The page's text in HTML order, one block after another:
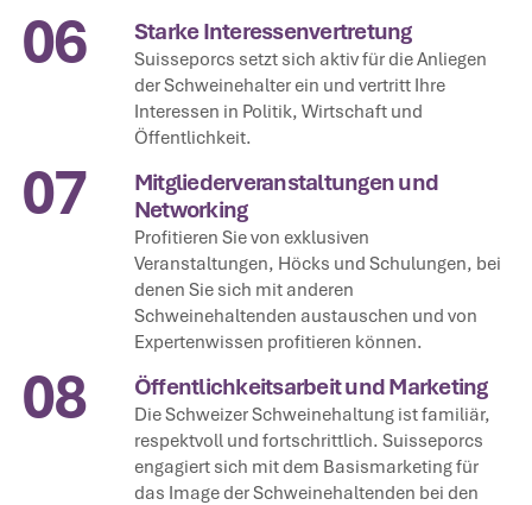
06 Starke Interessenvertretung
Suisseporcs setzt sich aktiv für die Anliegen
der Schweinehalter ein und vertritt Ihre
Interessen in Politik, Wirtschaft und
Öffentlichkeit.
07
Mitgliederveranstaltungen und
Networking
Profitieren Sie von exklusiven
Veranstaltungen, Höcks und Schulungen, bei
denen Sie sich mit anderen
Schweinehaltenden austauschen und von
Expertenwissen profitieren können.
08 Öffentlichkeitsarbeit und Marketing
Die Schweizer Schweinehaltung ist familiär,
respektvoll und fortschrittlich. Suisseporcs
engagiert sich mit dem Basismarketing für
das Image der Schweinehaltenden bei den